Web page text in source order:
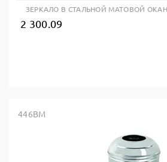
ЗЕРКАЛО В СТАЛЬНОЙ МАТОВОЙ
2 300.09
446BM